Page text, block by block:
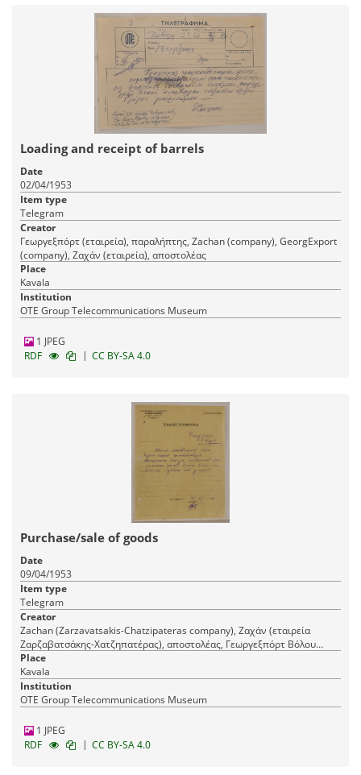
Loading and receipt of barrels
Date
02/04/1953
Item type
Telegram
Creator
Γεωργεξπόρτ (εταιρεία), παραλήπτης, Zachan (company), GeorgExport
(company), Ζαχάν (εταιρεία), αποστολέας
Place
Kavala
Institution
OTE Group Telecommunications Museum
1 JPEG
RDF
| CC BY-SA 4.0
Purchase/sale of goods
Date
09/04/1953
Item type
Telegram
Creator
Zachan (Zarzavatsakis-Chatzipateras company), Ζαχάν (εταιρεία
Ζαρζαβατσάκης-Χατζηπατέρας), αποστολέας, Γεωργεξπόρτ Βόλου
(εταιρεία), παραλήπτης, GeorgExport in Volos (company)
Place
Kavala
Institution
OTE Group Telecommunications Museum
1 JPEG
RDF
| CC BY-SA 4.0